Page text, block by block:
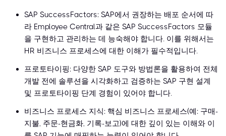
SAP SuccessFactors: SAP에서 권장하는 배포 순서에 따
라 Employee Central과 같은 SAP SuccessFactors 모듈
을 구현하고 관리하는 데 능숙해야 합니다. 이를 위해서는
HR 비즈니스 프로세스에 대한 이해가 필수적입니다.
프로토타이핑: 다양한 SAP 도구와 방법론을 활용하여 전체
개발 전에 솔루션을 시각화하고 검증하는 SAP 구현 설계
및 프로토타이핑 단계 경험이 있어야 합니다.
비즈니스 프로세스 지식: 핵심 비즈니스 프로세스(예: 구매-
지불, 주문-현금화, 기록-보고)에 대한 깊이 있는 이해와 이